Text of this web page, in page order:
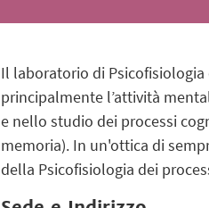
Il laboratorio di
principalmente l’attività
e nello studio dei processi
memoria). In un'ottica di
della Psicofisiologia dei